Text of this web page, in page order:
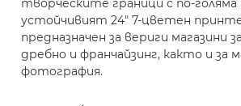
творческите граници с по-
устойчивият 24" 7-цветен
предназначен за вериги магазини
дребно и франчайзинг, както и за
фотография.